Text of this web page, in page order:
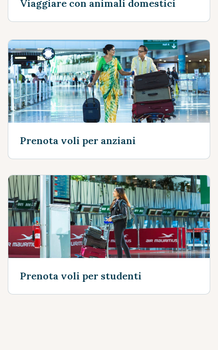
Viaggiare con animali domestici
Prenota voli per anziani
Prenota voli per studenti